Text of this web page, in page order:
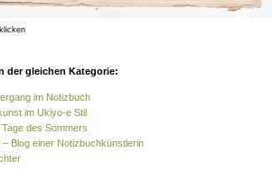
der gleichen Kategorie:
im Notizbuch
im Ukiyo-e Stil
Tage des Sommers
– Blog einer Notizbuchkünstlerin